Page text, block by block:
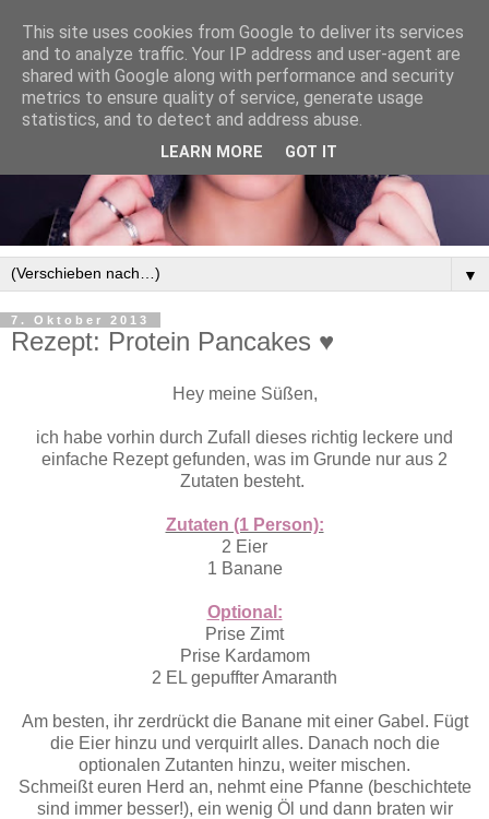
▼
7. Oktober 2013
Rezept: Protein Pancakes ♥
Hey meine Süßen,
ich habe vorhin durch Zufall dieses richtig leckere und
einfache Rezept gefunden, was im Grunde nur aus 2
Zutaten besteht.
Zutaten (1 Person):
2 Eier
1 Banane
Optional:
Prise Zimt
Prise Kardamom
2 EL gepuffter Amaranth
Am besten, ihr zerdrückt die Banane mit einer Gabel. Fügt
die Eier hinzu und verquirlt alles. Danach noch die
optionalen Zutanten hinzu, weiter mischen.
Schmeißt euren Herd an, nehmt eine Pfanne (beschichtete
sind immer besser!), ein wenig Öl und dann braten wir
This site uses cookies from Google to deliver its services
and to analyze traffic. Your IP address and user-agent are
shared with Google along with performance and security
metrics to ensure quality of service, generate usage
statistics, and to detect and address abuse.
LEARN MORE GOT IT